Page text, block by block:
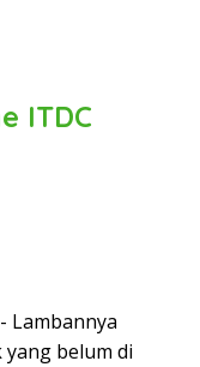
ITDC
Lambannya
belum di